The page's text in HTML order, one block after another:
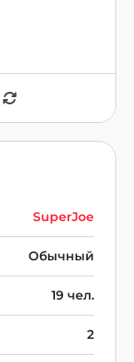
SuperJoe
Обычный
19 чел.
2